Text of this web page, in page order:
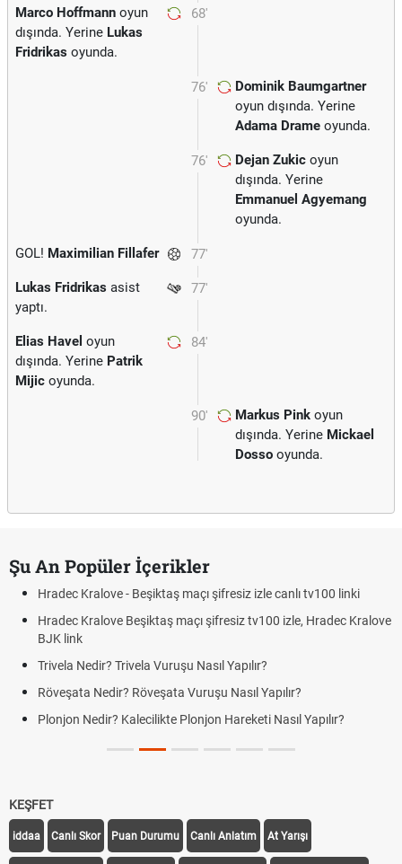
68'
Marco Hoffmann oyun
dışında. Yerine Lukas
Fridrikas oyunda.
76'
Dominik Baumgartner
oyun dışında. Yerine
Adama Drame oyunda.
76' Dejan Zukic oyun
dışında. Yerine
Emmanuel Agyemang
oyunda.
77'
GOL! Maximilian Fillafer
77'
Lukas Fridrikas asist
yaptı.
84'
Elias Havel oyun
dışında. Yerine Patrik
Mijic oyunda.
90' Markus Pink oyun
dışında. Yerine Mickael
Dosso oyunda.
Şu An Popüler İçerikler
Kralove - Beşiktaş maçı şifresiz izle canlı tv100 linki
Kralove Beşiktaş maçı şifresiz tv100 izle, Hradec Kralove
Trivela Vuruşu Nasıl Yapılır?
Nedir? Röveşata Vuruşu Nasıl Yapılır?
Nedir? Kalecilikte Plonjon Hareketi Nasıl Yapılır?
Futbolda
Endirekt
KEŞFET
iddaa Canlı Skor Puan Durumu Canlı Anlatım At Yarışı